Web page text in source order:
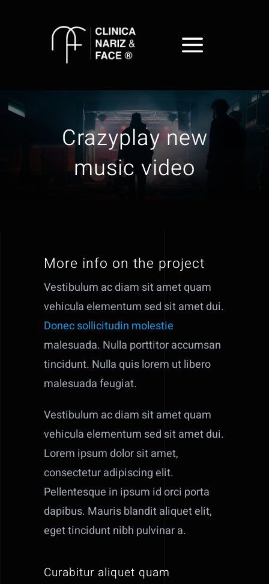
Crazyplay new
music video
More info on the project
Vestibulum ac diam sit amet quam
vehicula elementum sed sit amet dui.
Donec sollicitudin molestie
malesuada. Nulla porttitor accumsan
tincidunt. Nulla quis lorem ut libero
malesuada feugiat.
Vestibulum ac diam sit amet quam
vehicula elementum sed sit amet dui.
Lorem ipsum dolor sit amet,
consectetur adipiscing elit.
Pellentesque in ipsum id orci porta
dapibus. Mauris blandit aliquet elit,
eget tincidunt nibh pulvinar a.
Curabitur aliquet quam